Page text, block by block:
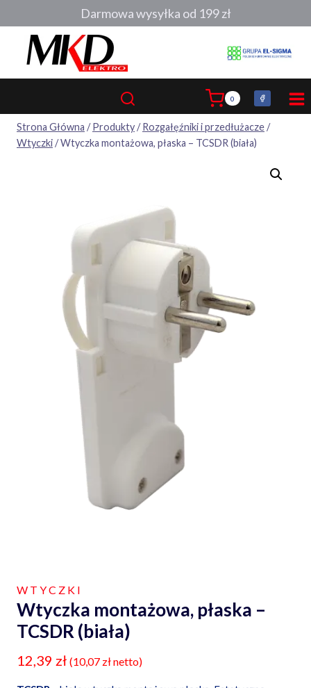
do
0
Strona Główna / Produkty/ Rozgałęźniki i przedłużacze/
Wtyczki/Wtyczka montażowa, płaska – TCSDR (biała)
WTYCZKI
Wtyczka montażowa, płaska –
TCSDR (biała)
12,39 zł (10,07 złnetto)
Darmowa wysyłka od 199 zł